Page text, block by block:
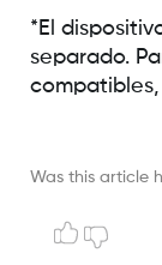
*El
separado.
compatibles,
Was this article